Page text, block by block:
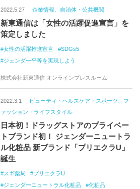
人口減少
行動経済学 少子化対策
若者重視
ジェンダーギャップの解消
在宅勤務
テレワーク
男性の育児・家事参加
子育て支援
子ども支援
児童手当
待機児童解消
子ども・家族政策
若者や女性が活躍できる社会
2022.5.27 企業情報、自治体・公共機関
新東通信は「女性の活躍促進宣言」を
策定しました
女性の活躍推進宣言
SDGs5
ジェンダー平等を実現しよう
株式会社新東通信 オンラインプレスルーム
2022.3.1
ビューティ・ヘルスケア・スポーツ、フ
ァッション・ライフスタイル
日本初！ドラッグストアのプライベー
トブランド初！ ジェンダーニュートラ
ル化粧品 新ブランド「プリエクラU」
誕生
スギ薬局
プリエクラU
ジェンダーニュートラル化粧品
化粧品